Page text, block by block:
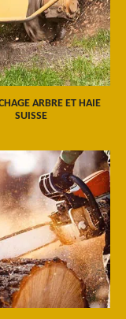
ARBRE ET HAIE
SUISSE